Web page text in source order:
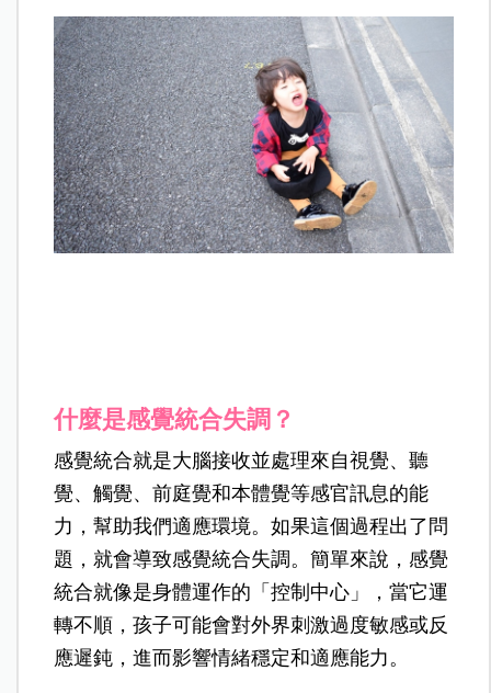
什麼是感覺統合失調？
感覺統合就是大腦接收並處理來自視覺、聽
覺、觸覺、前庭覺和本體覺等感官訊息的能
力，幫助我們適應環境。如果這個過程出了問
題，就會導致感覺統合失調。簡單來說，感覺
統合就像是身體運作的「控制中心」，當它運
轉不順，孩子可能會對外界刺激過度敏感或反
應遲鈍，進而影響情緒穩定和適應能力。